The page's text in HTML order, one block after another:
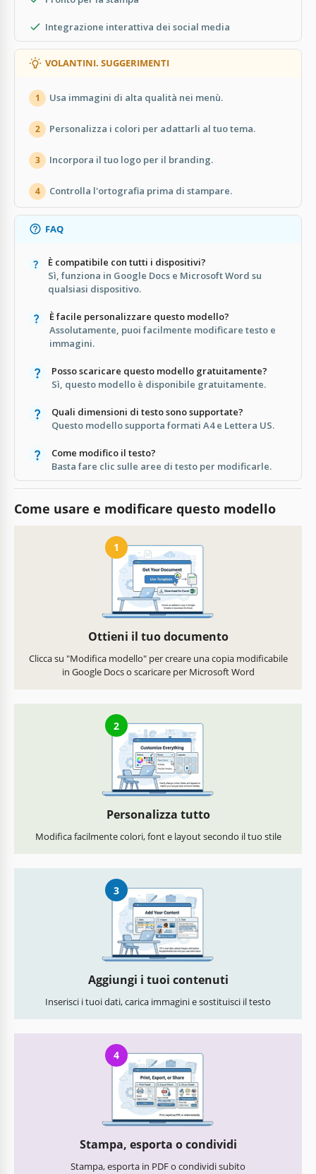
Integrazione interattiva dei social media
VOLANTINI. SUGGERIMENTI
1 Usa immagini di alta qualità nei menù.
2 Personalizza i colori per adattarli al tuo tema.
3 Incorpora il tuo logo per il branding.
4 Controlla l'ortografia prima di stampare.
FAQ
È compatibile con tutti i dispositivi?
Sì, funziona in Google Docs e Microsoft Word su
qualsiasi dispositivo.
È facile personalizzare questo modello?
Assolutamente, puoi facilmente modificare testo e
immagini.
Posso scaricare questo modello gratuitamente?
Sì, questo modello è disponibile gratuitamente.
Quali dimensioni di testo sono supportate?
Questo modello supporta formati A4 e Lettera US.
Come modifico il testo?
Basta fare clic sulle aree di testo per modificarle.
Come usare e modificare questo modello
1
Ottieni il tuo documento
Clicca su "Modifica modello" per creare una copia modificabile
in Google Docs o scaricare per Microsoft Word
2
Personalizza tutto
Modifica facilmente colori, font e layout secondo il tuo stile
3
Aggiungi i tuoi contenuti
Inserisci i tuoi dati, carica immagini e sostituisci il testo
4
Stampa, esporta o condividi
Stampa, esporta in PDF o condividi subito